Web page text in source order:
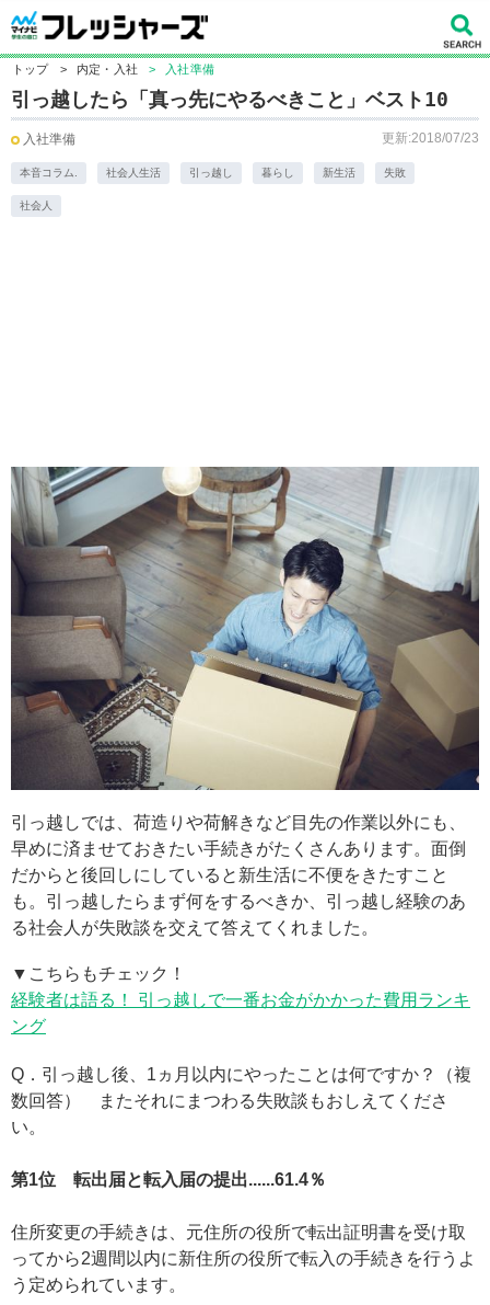
トップ > 内定・入社 > 入社準備
引っ越したら「真っ先にやるべきこと」ベスト10
入社準備 更新:2018/07/23
本音コラム. 社会人生活 引っ越し 暮らし 新生活 失敗
社会人
引っ越しでは、荷造りや荷解きなど目先の作業以外にも、
早めに済ませておきたい手続きがたくさんあります。面倒
だからと後回しにしていると新生活に不便をきたすこと
も。引っ越したらまず何をするべきか、引っ越し経験のあ
る社会人が失敗談を交えて答えてくれました。
▼こちらもチェック！
経験者は語る！ 引っ越しで一番お金がかかった費用ランキ
ング
Q．引っ越し後、1ヵ月以内にやったことは何ですか？（複
数回答） またそれにまつわる失敗談もおしえてくださ
い。
第1位 転出届と転入届の提出......61.4％
住所変更の手続きは、元住所の役所で転出証明書を受け取
ってから2週間以内に新住所の役所で転入の手続きを行うよ
う定められています。